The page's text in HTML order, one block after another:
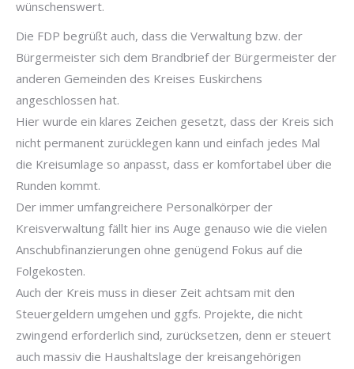
wünschenswert.
Die FDP begrüßt auch, dass die Verwaltung bzw. der
Bürgermeister sich dem Brandbrief der Bürgermeister der
anderen Gemeinden des Kreises Euskirchens
angeschlossen hat.
Hier wurde ein klares Zeichen gesetzt, dass der Kreis sich
nicht permanent zurücklegen kann und einfach jedes Mal
die Kreisumlage so anpasst, dass er komfortabel über die
Runden kommt.
Der immer umfangreichere Personalkörper der
Kreisverwaltung fällt hier ins Auge genauso wie die vielen
Anschubfinanzierungen ohne genügend Fokus auf die
Folgekosten.
Auch der Kreis muss in dieser Zeit achtsam mit den
Steuergeldern umgehen und ggfs. Projekte, die nicht
zwingend erforderlich sind, zurücksetzen, denn er steuert
auch massiv die Haushaltslage der kreisangehörigen